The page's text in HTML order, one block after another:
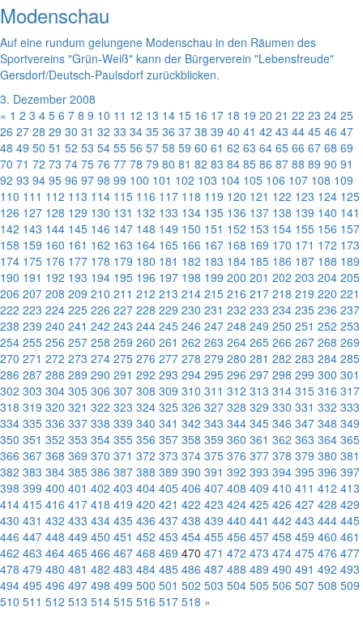
Modenschau
Auf eine rundum gelungene Modenschau in den Räumen des
Sportvereins "Grün-Weiß" kann der Bürgerverein "Lebensfreude"
Gersdorf/Deutsch-Paulsdorf zurückblicken.
3. Dezember 2008
« 1 2 3 4 5 6 7 8 9 10 11 12 13 14 15 16 17 18 19 20 21 22 23 24 25
26 27 28 29 30 31 32 33 34 35 36 37 38 39 40 41 42 43 44 45 46 47
48 49 50 51 52 53 54 55 56 57 58 59 60 61 62 63 64 65 66 67 68 69
70 71 72 73 74 75 76 77 78 79 80 81 82 83 84 85 86 87 88 89 90 91
92 93 94 95 96 97 98 99 100 101 102 103 104 105 106 107 108 109
110 111 112 113 114 115 116 117 118 119 120 121 122 123 124 125
126 127 128 129 130 131 132 133 134 135 136 137 138 139 140 141
142 143 144 145 146 147 148 149 150 151 152 153 154 155 156 157
158 159 160 161 162 163 164 165 166 167 168 169 170 171 172 173
174 175 176 177 178 179 180 181 182 183 184 185 186 187 188 189
190 191 192 193 194 195 196 197 198 199 200 201 202 203 204 205
206 207 208 209 210 211 212 213 214 215 216 217 218 219 220 221
222 223 224 225 226 227 228 229 230 231 232 233 234 235 236 237
238 239 240 241 242 243 244 245 246 247 248 249 250 251 252 253
254 255 256 257 258 259 260 261 262 263 264 265 266 267 268 269
270 271 272 273 274 275 276 277 278 279 280 281 282 283 284 285
286 287 288 289 290 291 292 293 294 295 296 297 298 299 300 301
302 303 304 305 306 307 308 309 310 311 312 313 314 315 316 317
318 319 320 321 322 323 324 325 326 327 328 329 330 331 332 333
334 335 336 337 338 339 340 341 342 343 344 345 346 347 348 349
350 351 352 353 354 355 356 357 358 359 360 361 362 363 364 365
366 367 368 369 370 371 372 373 374 375 376 377 378 379 380 381
382 383 384 385 386 387 388 389 390 391 392 393 394 395 396 397
398 399 400 401 402 403 404 405 406 407 408 409 410 411 412 413
414 415 416 417 418 419 420 421 422 423 424 425 426 427 428 429
430 431 432 433 434 435 436 437 438 439 440 441 442 443 444 445
446 447 448 449 450 451 452 453 454 455 456 457 458 459 460 461
462 463 464 465 466 467 468 469 470 471 472 473 474 475 476 477
478 479 480 481 482 483 484 485 486 487 488 489 490 491 492 493
494 495 496 497 498 499 500 501 502 503 504 505 506 507 508 509
510 511 512 513 514 515 516 517 518 »